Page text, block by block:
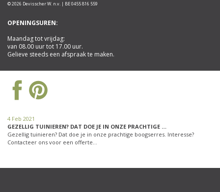
© 2026 Devisscher W. n.v. | BE 0455 816 559
OPENINGSUREN:
Maandag tot vrijdag:
van 08.00 uur tot 17.00 uur.
Gelieve steeds een afspraak te maken.
4 Feb 2021
GEZELLIG TUINIEREN? DAT DOE JE IN ONZE PRACHTIGE …
Gezellig tuinieren? Dat doe je in onze prachtige boogserres. Interesse?
Contacteer ons voor een offerte…